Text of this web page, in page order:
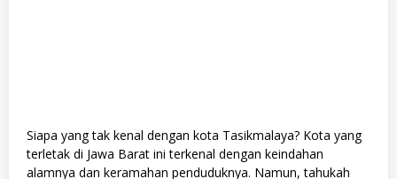
Siapa yang tak kenal dengan kota Tasikmalaya? Kota yang
terletak di Jawa Barat ini terkenal dengan keindahan
alamnya dan keramahan penduduknya. Namun, tahukah